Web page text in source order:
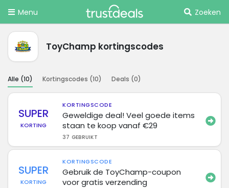
Menu Zoeken
ToyChamp kortingscodes
Alle (10) Kortingscodes (10) Deals (0)
SUPER
KORTING
KORTINGSCODE
Geweldige deal! Veel goede items
staan ​​te koop vanaf €29
37 GEBRUIKT
SUPER
KORTING
KORTINGSCODE
Gebruik de ToyChamp-coupon
voor gratis verzending